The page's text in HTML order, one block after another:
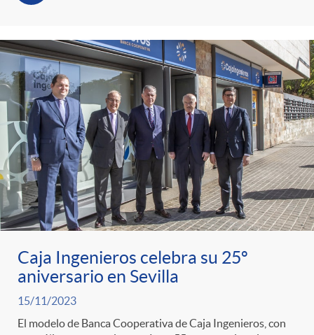
Caja Ingenieros celebra su 25º
aniversario en Sevilla
15/11/2023
El modelo de Banca Cooperativa de Caja Ingenieros, con